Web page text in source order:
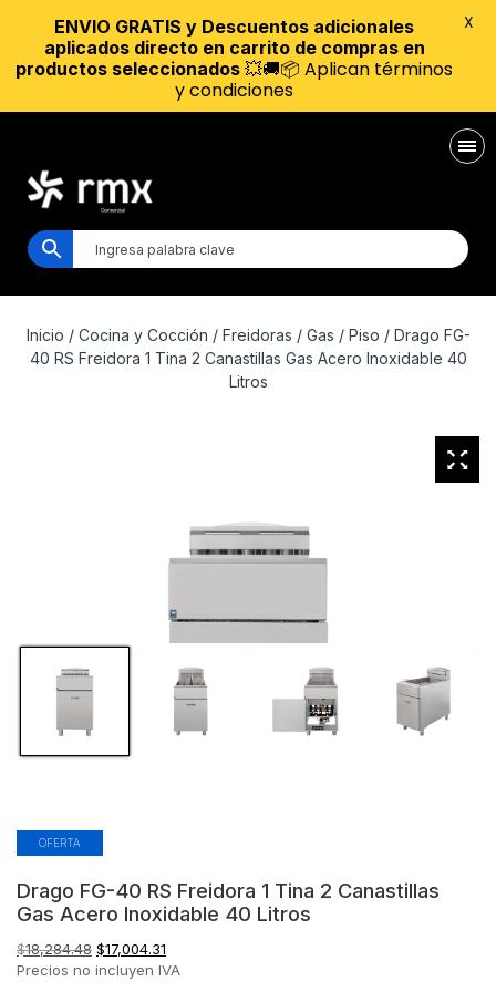
Inicio / Cocina y Cocción / Freidoras / Gas / Piso / Drago FG-
40 RS Freidora 1 Tina 2 Canastillas Gas Acero Inoxidable 40
Litros
OFERTA
Drago FG-40 RS Freidora 1 Tina 2 Canastillas
Gas Acero Inoxidable 40 Litros
$18,284.48 El
precio
$17,004.31
precio
Precios no incluyen IVA
ENVIO GRATIS y Descuentos adicionales
aplicados directo en carrito de compras en
productos seleccionados 💥🚚📦 Aplican términos
y condiciones
X